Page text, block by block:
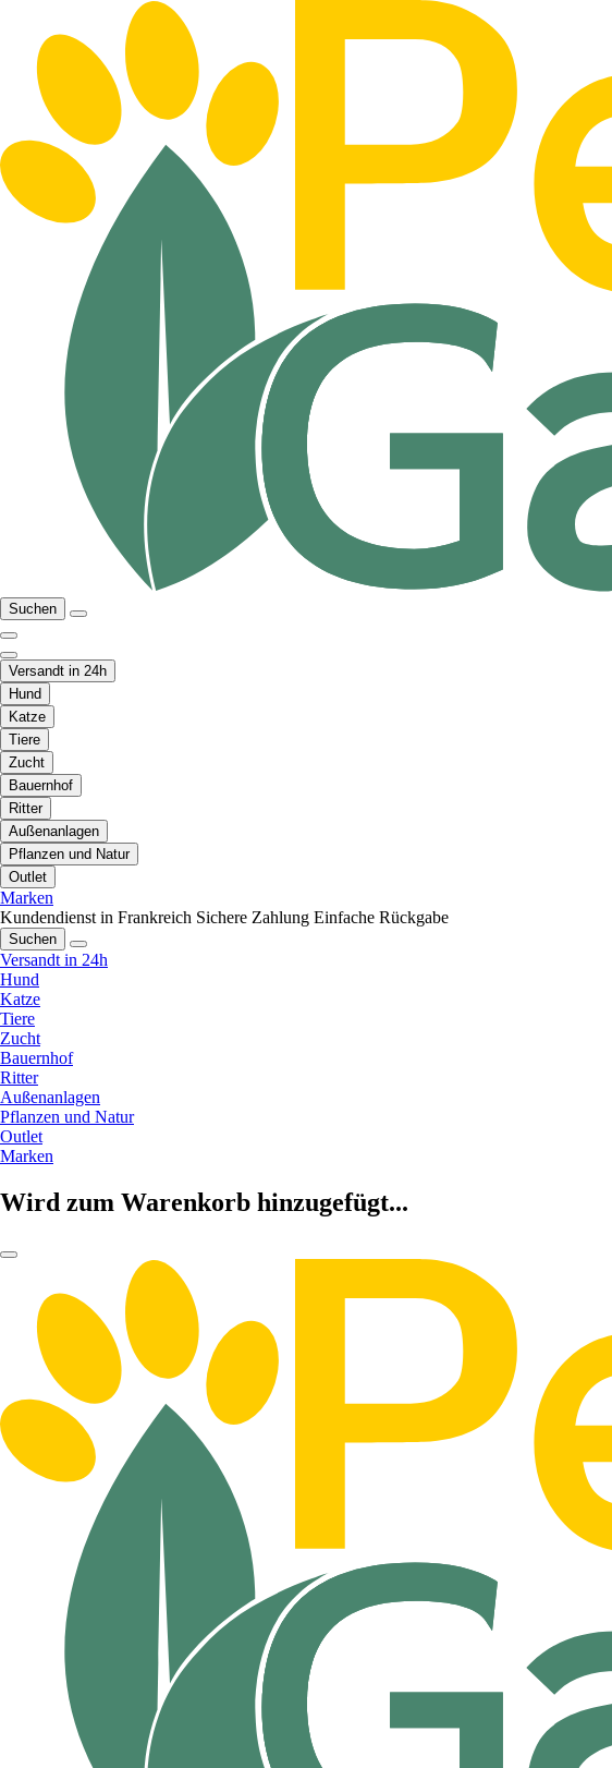
Suchen
Versandt in 24h
Hund
Katze
Tiere
Zucht
Bauernhof
Ritter
Außenanlagen
Pflanzen und Natur
Outlet
Marken
Kundendienst in Frankreich Sichere Zahlung Einfache Rückgabe
Suchen
Versandt in 24h
Hund
Katze
Tiere
Zucht
Bauernhof
Ritter
Außenanlagen
Pflanzen und Natur
Outlet
Marken
Wird zum Warenkorb hinzugefügt...